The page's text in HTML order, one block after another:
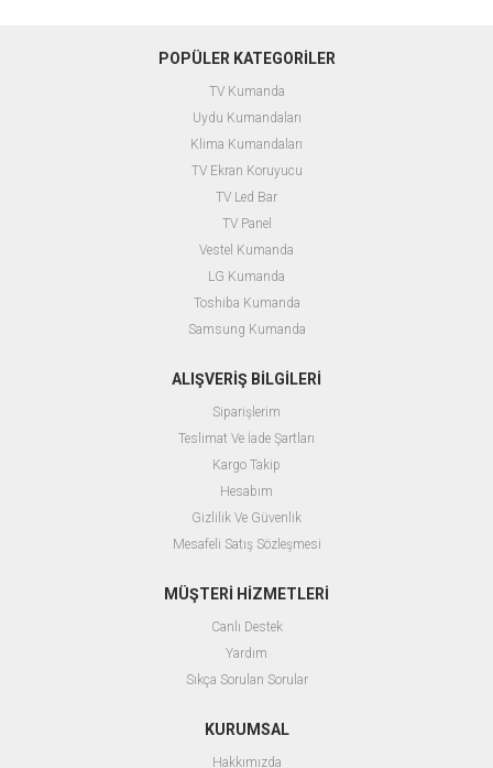
POPÜLER KATEGORİLER
TV Kumanda
Uydu Kumandaları
Klima Kumandaları
TV Ekran Koruyucu
TV Led Bar
TV Panel
Vestel Kumanda
LG Kumanda
Toshiba Kumanda
Samsung Kumanda
ALIŞVERİŞ BİLGİLERİ
Siparişlerim
Teslimat Ve İade Şartları
Kargo Takip
Hesabım
Gizlilik Ve Güvenlik
Mesafeli Satış Sözleşmesi
MÜŞTERİ HİZMETLERİ
Canlı Destek
Yardım
Sıkça Sorulan Sorular
KURUMSAL
Hakkımızda